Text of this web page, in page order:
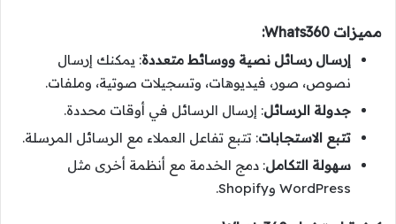
مميزات Whats360:
إرسال رسائل نصية ووسائط متعددة: يمكنك إرسال
نصوص، صور، فيديوهات، وتسجيلات صوتية، وملفات.
جدولة الرسائل: إرسال الرسائل في أوقات محددة.
تتبع الاستجابات: تتبع تفاعل العملاء مع الرسائل المرسلة.
سهولة التكامل: دمج الخدمة مع أنظمة أخرى مثل
WordPress وShopify.